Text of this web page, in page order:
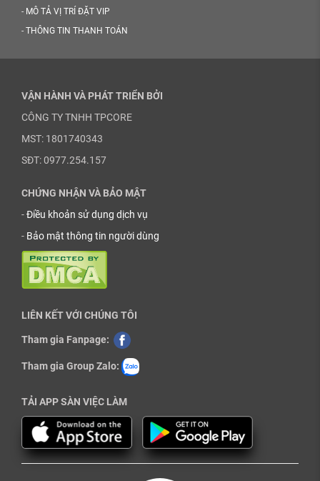
- MÔ TẢ VỊ TRÍ ĐẶT VIP
- THÔNG TIN THANH TOÁN
VẬN HÀNH VÀ PHÁT TRIỂN BỞI
CÔNG TY TNHH TPCORE
MST: 1801740343
SĐT: 0977.254.157
CHỨNG NHẬN VÀ BẢO MẬT
-Điều khoản sử dụng dịch vụ
- Bảo mật thông tin người dùng
LIÊN KẾT VỚI CHÚNG TÔI
Tham gia Fanpage:
Tham gia Group Zalo:
TẢI APP SÀN VIỆC LÀM